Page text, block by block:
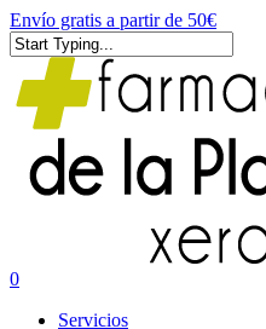
Skip
to
main
content
Envío gratis a partir de 50€
Close
Search
0
Servicios